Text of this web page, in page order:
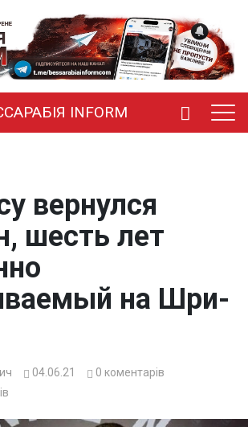
INFORM
вернулся
шесть лет
на Шри-
04.06.21 0 коментарів